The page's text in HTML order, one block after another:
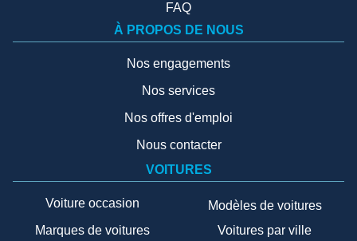
FAQ
À PROPOS DE NOUS
Nos engagements
Nos services
Nos offres d'emploi
Nous contacter
VOITURES
Voiture occasion
Marques de voitures
Modèles de voitures
Voitures par ville